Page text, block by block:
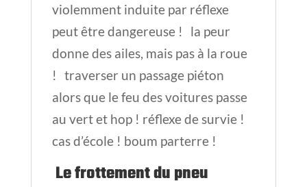
violemment induite par réflexe
peut être dangereuse ! la peur
donne des ailes, mais pas à la roue
! traverser un passage piéton
alors que le feu des voitures passe
au vert et hop ! réflexe de survie !
cas d’école ! boum parterre !
Le frottement du pneu